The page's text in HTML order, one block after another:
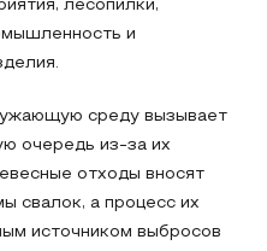
лесопилки,
и
среду вызывает
очередь из-за их
отходы вносят
свалок, а процесс их
источником выбросов